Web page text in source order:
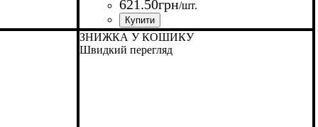
621.50грн/шт.
Країна-виробник: Нiмеччина
Серія: Merten D-Life
ЗНИЖКА У КОШИКУ
Швидкий перегляд